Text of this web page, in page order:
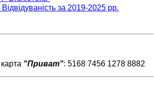
за 2019-2025 рр.
карта "Приват": 5168 7456 1278 8882